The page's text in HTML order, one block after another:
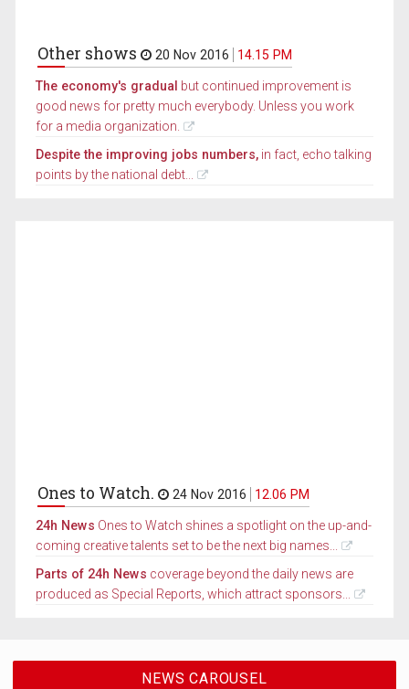
Other shows 20 Nov 2016 14.15 PM
The economy's gradual but continued improvement is
good news for pretty much everybody. Unless you work
for a media organization.
Despite the improving jobs numbers, in fact, echo talking
points by the national debt...
Ones to Watch. 24 Nov 2016 12.06 PM
24h News Ones to Watch shines a spotlight on the up-and-
coming creative talents set to be the next big names...
Parts of 24h News coverage beyond the daily news are
produced as Special Reports, which attract sponsors...
NEWS CAROUSEL